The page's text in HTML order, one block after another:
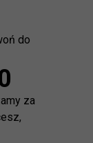
do
za